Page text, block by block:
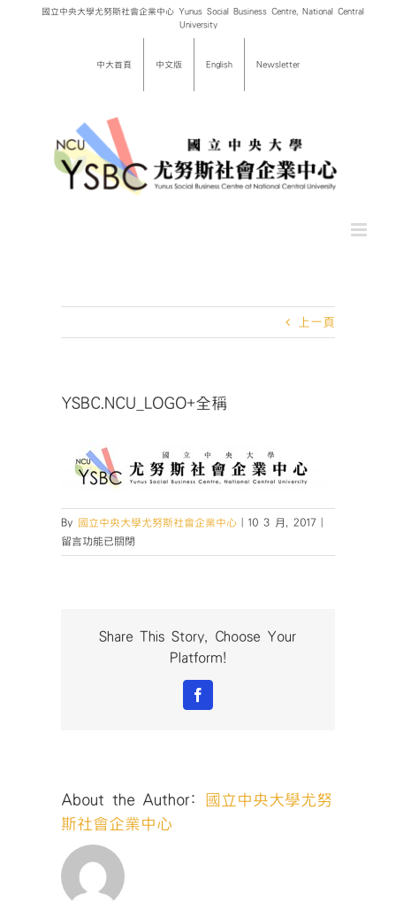
國立中央大學尤努斯社會企業中心 Yunus Social Business Centre, National Central
University
中大首頁 中文版 English Newsletter
上一頁
YSBC.NCU_LOGO+全稱
By 國立中央大學尤努斯社會企業中心 10 3 月, 2017
稱〉
留言功能已關閉
Share This Story, Choose Your
Platform!
Facebook
About the Author:
國立中央大學尤努
斯社會企業中心